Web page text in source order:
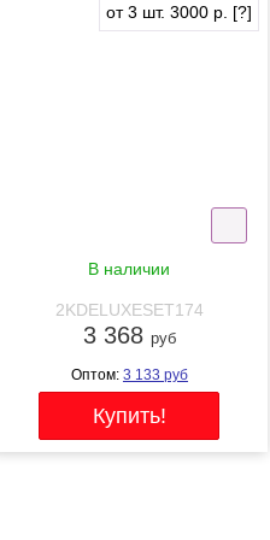
от 3 шт. 3000 р. [?]
В наличии
2KDELUXESET174
3 368 руб
Оптом: 3 133 руб